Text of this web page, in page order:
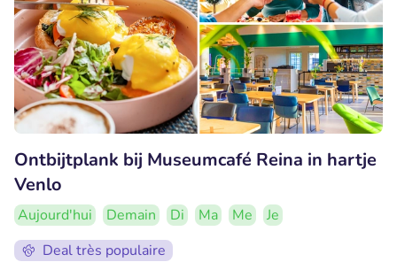
Ontbijtplank bij Museumcafé Reina in hartje
Venlo
Aujourd'hui Demain Di Ma Me
Je
Deal très populaire